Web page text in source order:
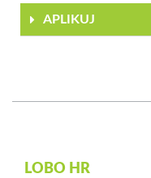
APLIKUJ
LOBO HR